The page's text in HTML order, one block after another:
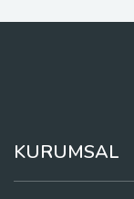
KURUMSAL